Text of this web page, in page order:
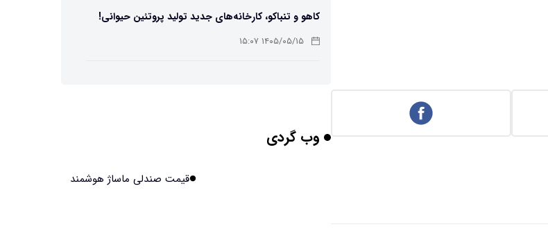
کاهو و تنباکو، کارخانه‌های جدید تولید پروتئین حیوانی!
۱۴۰۵/۰۵/۱۵ ۱۵:۰۷
چرا افراد مضطرب دنیا را متفاوت می بینند؟
وب گردی
قیمت صندلی ماساژ هوشمند